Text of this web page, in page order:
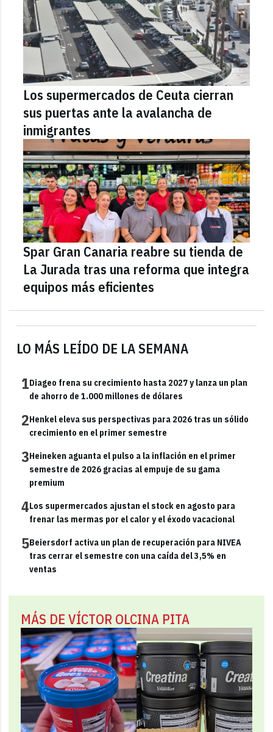
LO MÁS LEÍDO DE LA SEMANA
1Diageo frena su crecimiento hasta 2027 y lanza un plan
de ahorro de 1.000 millones de dólares
2Henkel eleva sus perspectivas para 2026 tras un sólido
crecimiento en el primer semestre
3Heineken aguanta el pulso a la inflación en el primer
semestre de 2026 gracias al empuje de su gama
premium
4Los supermercados ajustan el stock en agosto para
frenar las mermas por el calor y el éxodo vacacional
5Beiersdorf activa un plan de recuperación para NIVEA
tras cerrar el semestre con una caída del 3,5% en
ventas
MÁS DE VÍCTOR OLCINA PITA
Los supermercados de Ceuta cierran
sus puertas ante la avalancha de
inmigrantes
Spar Gran Canaria reabre su tienda de
La Jurada tras una reforma que integra
equipos más eficientes